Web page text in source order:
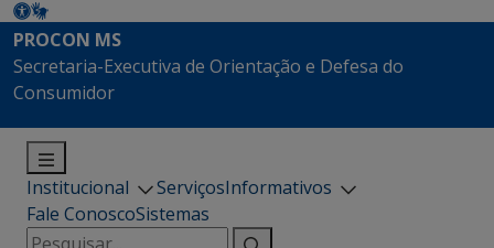
PROCON MS
Secretaria-Executiva de Orientação e Defesa do
Consumidor
Institucional ServiçosInformativos
Fale ConoscoSistemas
Pesquisar